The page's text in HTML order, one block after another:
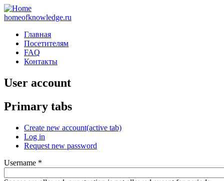
homeofknowledge.ru
Главная
Посетителям
FAQ
Контакты
User account
Primary tabs
Create new account(active tab)
Log in
Request new password
Username *